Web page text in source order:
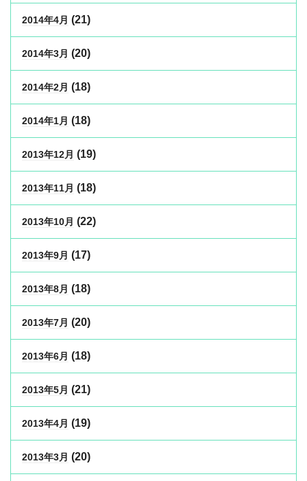
2014年4月 (21)
2014年3月 (20)
2014年2月 (18)
2014年1月 (18)
2013年12月 (19)
2013年11月 (18)
2013年10月 (22)
2013年9月 (17)
2013年8月 (18)
2013年7月 (20)
2013年6月 (18)
2013年5月 (21)
2013年4月 (19)
2013年3月 (20)